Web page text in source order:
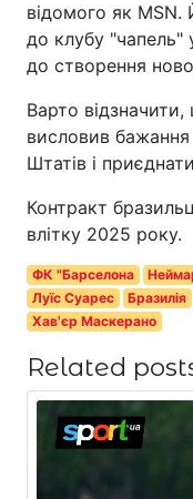
відомого як MSN.
до клубу
до створення
Варто
висловив
Штатів і
Контракт
влітку 2025 року.
ФК "Барселона
Луїс Суарес
Бразилія
Хав'єр Маскерано
Related